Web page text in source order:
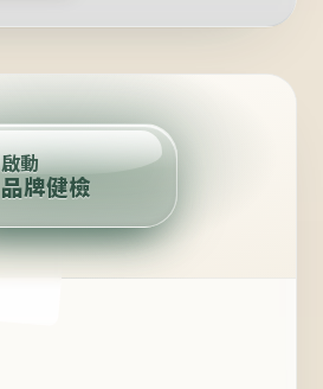
定
位
點
啟動
品牌健檢